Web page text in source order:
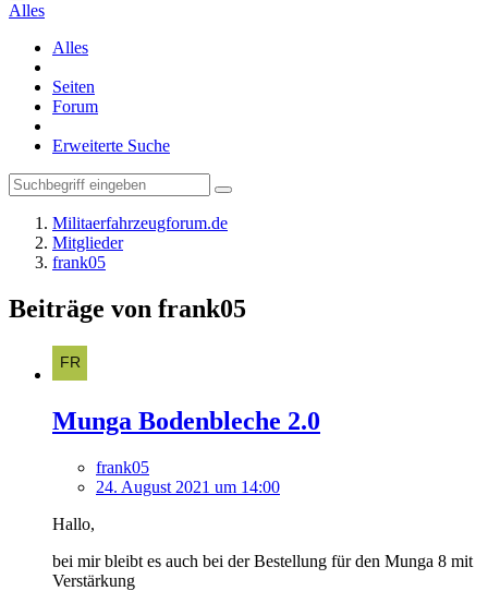
Alles
Alles
Seiten
Forum
Erweiterte Suche
Militaerfahrzeugforum.de
Mitglieder
frank05
Beiträge von frank05
Munga Bodenbleche 2.0
frank05
24. August 2021 um 14:00
Hallo,
bei mir bleibt es auch bei der Bestellung für den Munga 8 mit
Verstärkung